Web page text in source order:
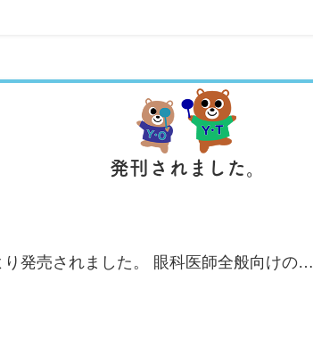
発刊されました。
発売されました。 眼科医師全般向けの…